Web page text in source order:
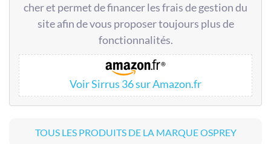
cher et permet de financer les frais de gestion du
site afin de vous proposer toujours plus de
fonctionnalités.
Voir Sirrus 36 sur Amazon.fr
TOUS LES PRODUITS DE LA MARQUE OSPREY